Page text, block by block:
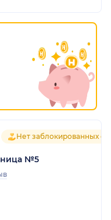
Нет заблокированных
№5